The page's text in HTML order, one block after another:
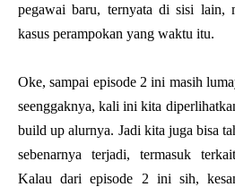
pegawai baru, ternyata di sisi lain,
kasus perampokan yang waktu itu.
Oke, sampai episode 2 ini masih
seenggaknya, kali ini kita
build up alurnya. Jadi kita juga bisa
sebenarnya terjadi, termasuk
Kalau dari episode 2 ini sih,